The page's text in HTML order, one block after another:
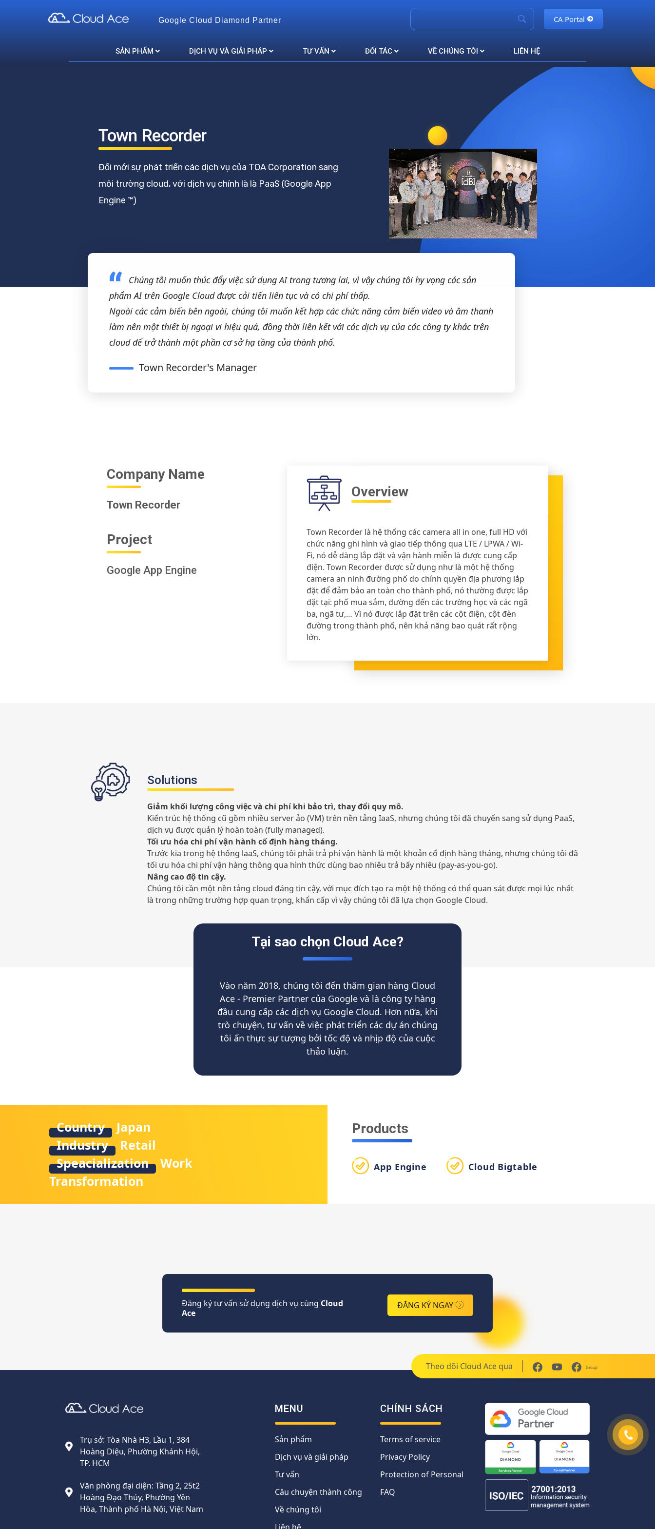
Google Cloud Diamond Partner CA Portal
SẢN PHẨM DỊCH VỤ VÀ GIẢI PHÁP TƯ VẤN ĐỐI TÁC VỀ CHÚNG TÔI LIÊN HỆ
Town Recorder
Đổi mới sự phát triển các dịch vụ của TOA Corporation sang
môi trường cloud, với dịch vụ chính là là PaaS (Google App
Engine ™)
Chúng tôi muốn thúc đẩy việc sử dụng AI trong tương lai, vì vậy chúng tôi hy vọng các sản
phẩm AI trên Google Cloud được cải tiến liên tục và có chi phí thấp.
Ngoài các cảm biến bên ngoài, chúng tôi muốn kết hợp các chức năng cảm biến video và âm thanh
làm nên một thiết bị ngoại vi hiệu quả, đồng thời liên kết với các dịch vụ của các công ty khác trên
cloud để trở thành một phần cơ sở hạ tầng của thành phố.
Town Recorder's Manager
Company Name
Town Recorder
Project
Google App Engine
Overview
Town Recorder là hệ thống các camera all in one, full HD với
chức năng ghi hình và giao tiếp thông qua LTE / LPWA / Wi-
Fi, nó dễ dàng lắp đặt và vận hành miễn là được cung cấp
điện. Town Recorder được sử dụng như là một hệ thống
camera an ninh đường phố do chính quyền địa phương lắp
đặt để đảm bảo an toàn cho thành phố, nó thường được lắp
đặt tại: phố mua sắm, đường đến các trường học và các ngã
ba, ngã tư,… Vì nó được lắp đặt trên các cột điện, cột đèn
đường trong thành phố, nên khả năng bao quát rất rộng
lớn.
Solutions
Giảm khối lượng công việc và chi phí khi bảo trì, thay đổi quy mô.
Kiến trúc hệ thống cũ gồm nhiều server ảo (VM) trên nền tảng IaaS, nhưng chúng tôi đã chuyển sang sử dụng PaaS,
dịch vụ được quản lý hoàn toàn (fully managed).
Tối ưu hóa chi phí vận hành cố định hàng tháng.
Trước kia trong hệ thống laaS, chúng tôi phải trả phí vận hành là một khoản cố định hàng tháng, nhưng chúng tôi đã
tối ưu hóa chi phí vận hàng thông qua hình thức dùng bao nhiêu trả bấy nhiêu (pay-as-you-go).
Nâng cao độ tin cậy.
Chúng tôi cần một nền tảng cloud đáng tin cậy, với mục đích tạo ra một hệ thống có thể quan sát được mọi lúc nhất
là trong những trường hợp quan trọng, khẩn cấp vì vậy chúng tôi đã lựa chọn Google Cloud.
Tại sao chọn Cloud Ace?
Vào năm 2018, chúng tôi đến thăm gian hàng Cloud
Ace - Premier Partner của Google và là công ty hàng
đầu cung cấp các dịch vụ Google Cloud. Hơn nữa, khi
trò chuyện, tư vấn về việc phát triển các dự án chúng
tôi ấn thực sự tượng bởi tốc độ và nhịp độ của cuộc
thảo luận.
Country
Japan
Industry
Retail
Speacialization
Work
Transformation
Products
App Engine Cloud Bigtable
Đăng ký tư vấn sử dụng dịch vụ cùng Cloud
Ace
ĐĂNG KÝ NGAY
Theo dõi Cloud Ace qua Group
Trụ sở: Tòa Nhà H3, Lầu 1, 384
Hoàng Diệu, Phường Khánh Hội,
TP. HCM
Văn phòng đại diện: Tầng 2, 25t2
Hoàng Đạo Thúy, Phường Yên
Hòa, Thành phố Hà Nội, Việt Nam
MENU
Sản phẩm
Dịch vụ và giải pháp
Tư vấn
Câu chuyện thành công
Về chúng tôi
CHÍNH SÁCH
Terms of service
Privacy Policy
Protection of Personal
FAQ